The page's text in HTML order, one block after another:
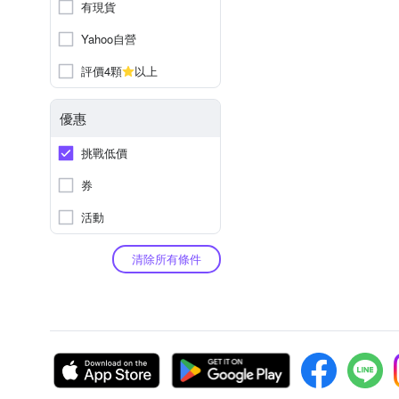
有現貨
Yahoo自營
評價4顆
以上
優惠
挑戰低價
券
活動
清除所有條件